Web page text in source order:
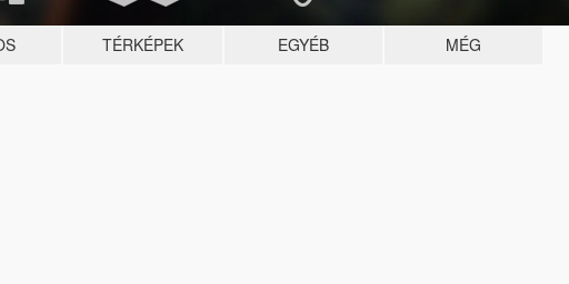
TÉRKÉPEK EGYÉB MÉG